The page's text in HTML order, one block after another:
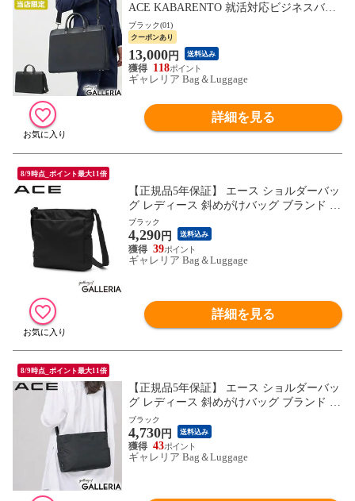
ACE KABARENTO 就活対応ビジネスバッ
グ 2WAY 肩掛け ショルダー リクルートバ
ッグ 就活 A4 自立 底鋲 通勤 面接 ビジネス
黒 軽量 メンズ ベーシックタイプ 10931
ブラック(01)
クーポンあり
13,000円 送料込み
118
ギャレリア Bag＆Luggage
詳細を見る
8/9時点_ポイント最大11倍
【正規品5年保証】 エース ショルダーバッ
グ レディース 斜めがけバッグ ブランド ナ
イロン ACE バッグ 軽い 軽量 斜めがけ ミ
ニ シンプル カジュアル おしゃれ 大人 ミ
ニショルダーバッグ A5 アリッサム 17690
ブラック
4,290円 送料込み
39
ギャレリア Bag＆Luggage
詳細を見る
8/9時点_ポイント最大11倍
【正規品5年保証】 エース ショルダーバッ
グ レディース 斜めがけバッグ ブランド ナ
イロン ACE バッグ 軽い 軽量 斜めがけ 小
さめ シンプル カジュアル おしゃれ 大人
ミニショルダーバッグ B5 アリッサム 1769
1
ブラック
4,730円 送料込み
43
ギャレリア Bag＆Luggage